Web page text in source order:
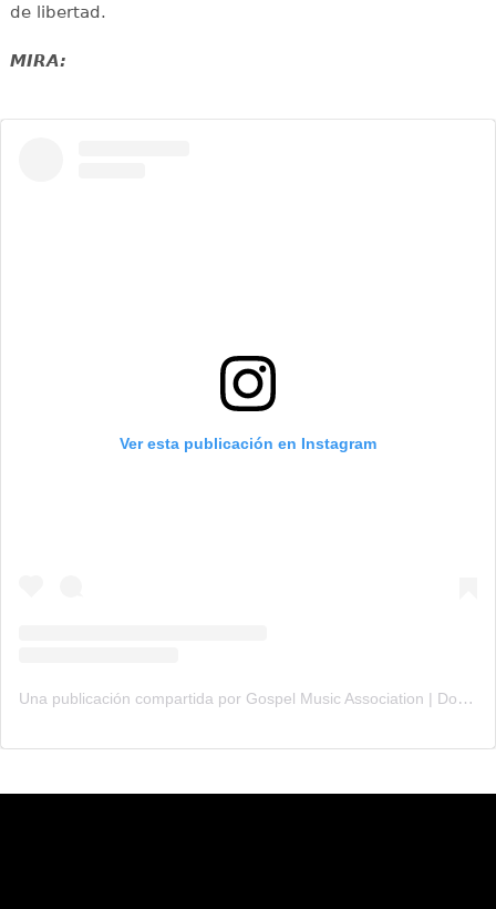
de libertad.
MIRA:
Ver esta publicación en Instagram
Una publicación compartida por Gospel Music Association | Dove Awards (@gmadoveawards)